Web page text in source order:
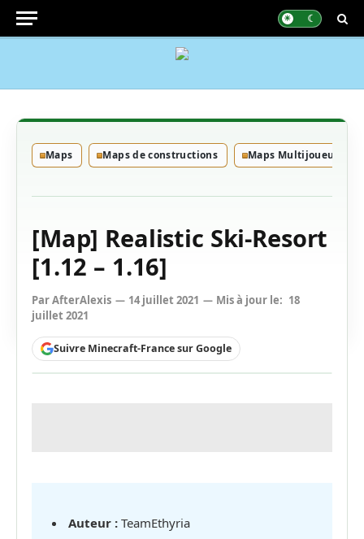
Maps Maps de constructions Maps Multijoueurs
[Map] Realistic Ski-Resort
[1.12 – 1.16]
ParAfterAlexis 14 juillet 2021 Mis à jour le: 18
juillet 2021
Suivre Minecraft-France sur Google
Auteur : TeamEthyria